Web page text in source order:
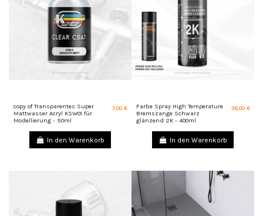
copy of Transparentes Super
Mattwasser Acryl KSW01 für
Modellierung - 50ml
7,00 €
In den Warenkorb
Farbe Spray High Temperature
Bremszange Schwarz
glänzend 2K - 400ml
38,00 €
In den Warenkorb